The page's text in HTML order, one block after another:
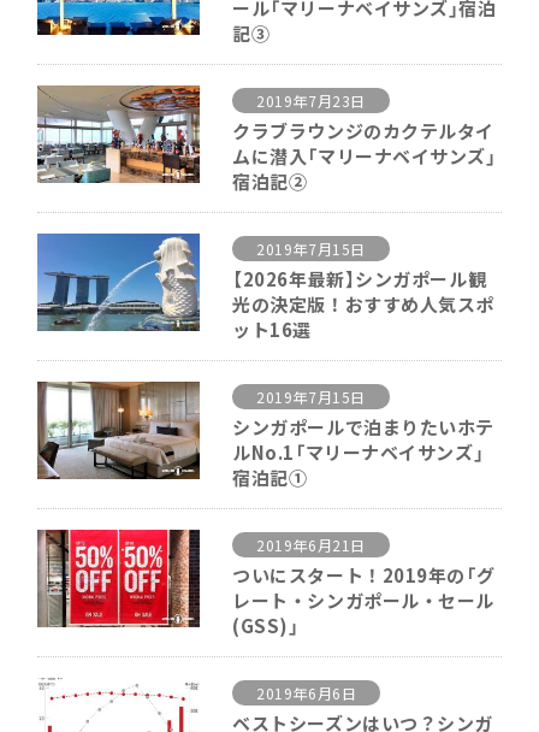
ール「マリーナベイサンズ」宿泊
記③
2019年7月23日
クラブラウンジのカクテルタイ
ムに潜入「マリーナベイサンズ」
宿泊記②
2019年7月15日
【2026年最新】シンガポール観
光の決定版！おすすめ人気スポ
ット16選
2019年7月15日
シンガポールで泊まりたいホテ
ルNo.1「マリーナベイサンズ」
宿泊記①
2019年6月21日
ついにスタート！2019年の「グ
レート・シンガポール・セール
(GSS)」
2019年6月6日
ベストシーズンはいつ？シンガ